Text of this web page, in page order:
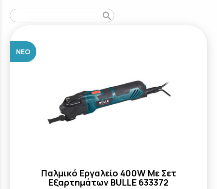
search
ΝΈΟ
Παλμικό Εργαλείο 400W Με Σετ
Εξαρτημάτων BULLE 633372